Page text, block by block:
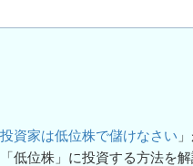
資家は低位株で儲けなさい
低位株」に投資する方法を解